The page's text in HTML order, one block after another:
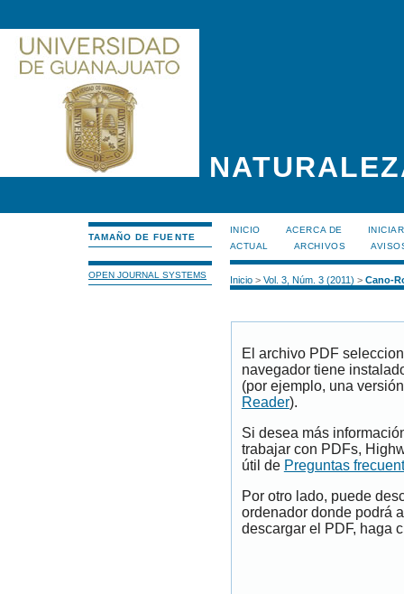
TAMAÑO DE FUENTE
OPEN JOURNAL SYSTEMS
INICIO ACERCA DE
ACTUAL
ARCHIVOS
Inicio> Vol. 3, Núm. 3 (2011) > Cano-
El archivo PDF
navegador tiene
(por ejemplo, una
Reader).
Si desea más
trabajar con PDFs,
útil de Preguntas
Por otro lado, puede
ordenador donde podrá
descargar el PDF, haga